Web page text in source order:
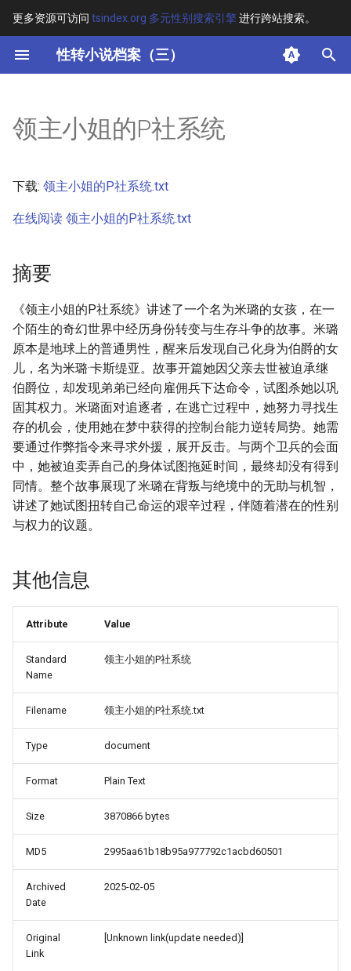
更多资源可访问 tsindex.org 多元性别搜索引擎进行跨站搜索。
性转小说档案（三）
键
开
搜
索
其他信息
正文
领主小姐的P社系统
下载: 领主小姐的P社系统.txt
在线阅读 领主小姐的P社系统.txt
摘要
《领主小姐的P社系统》讲述了一个名为米璐的女孩，在一
个陌生的奇幻世界中经历身份转变与生存斗争的故事。米璐
原本是地球上的普通男性，醒来后发现自己化身为伯爵的女
儿，名为米璐·卡斯缇亚。故事开篇她因父亲去世被迫承继
伯爵位，却发现弟弟已经向雇佣兵下达命令，试图杀她以巩
固其权力。米璐面对追逐者，在逃亡过程中，她努力寻找生
存的机会，使用她在梦中获得的控制台能力逆转局势。她需
要通过作弊指令来寻求外援，展开反击。与两个卫兵的会面
中，她被迫卖弄自己的身体试图拖延时间，最终却没有得到
同情。整个故事展现了米璐在背叛与绝境中的无助与机智，
讲述了她试图扭转自己命运的艰辛过程，伴随着潜在的性别
与权力的议题。
其他信息
Attribute Value
Standard
Name
领主小姐的P社系统
Filename 领主小姐的P社系统.txt
Type document
Format Plain Text
Size 3870866 bytes
MD5 2995aa61b18b95a977792c1acbd60501
Archived
Date
2025-02-05
Original
Link
[Unknown link(update needed)]